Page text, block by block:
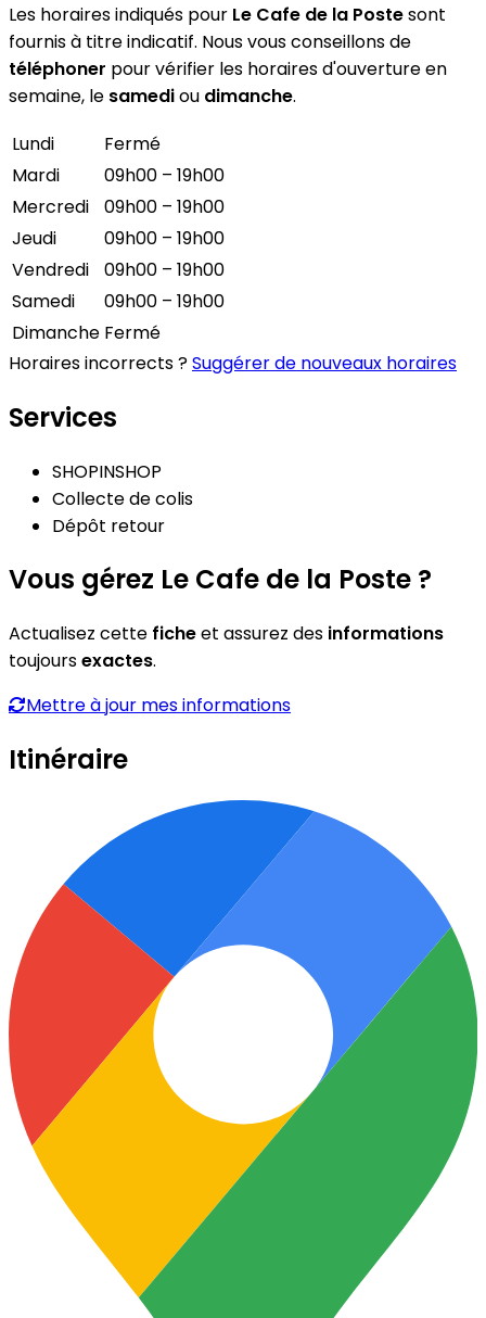
Les horaires indiqués pour Le Cafe de la Postesont
fournis à titre indicatif. Nous vous conseillons de
téléphoner pour vérifier les horaires d'ouverture en
semaine, le samediou dimanche.
Lundi
Fermé
Mardi
09h00 – 19h00
Mercredi
09h00 – 19h00
Jeudi
09h00 – 19h00
Vendredi
09h00 – 19h00
Samedi
09h00 – 19h00
Dimanche Fermé
Horaires incorrects ?Suggérer de nouveaux horaires
Services
SHOPINSHOP
Collecte de colis
Dépôt retour
Vous gérez Le Cafe de la Poste ?
Actualisez cette ficheet assurez des informations
toujoursexactes.
Mettre à jour mes informations
Itinéraire